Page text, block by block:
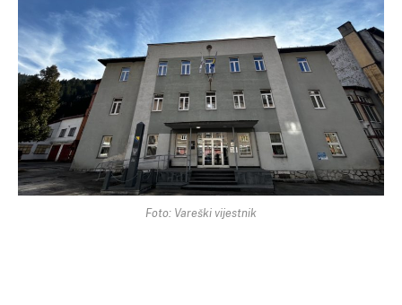
Foto: Vareški vijestnik